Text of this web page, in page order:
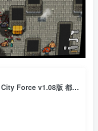
都市战警 Mega City Police Mega City Force v1.08版 都市战警 前奏 Mega City Police Prelude v0.9984版 官方中文